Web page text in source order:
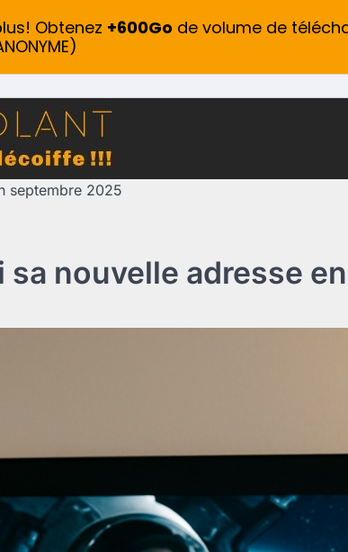
septembre 2025
sa nouvelle adresse
Obtenez +600Go de volume de